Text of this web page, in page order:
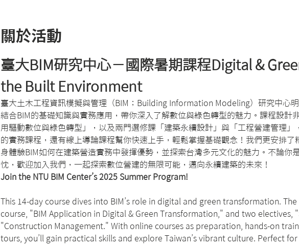
關於活動
臺大BIM研究中心ㄧ國際暑期課程Digital &
the Built Environment
臺大土木工程資訊模擬與管理（BIM；Building Information Modeling）研究中心
結合BIM的基礎知識與實務應用，帶你深入了解數位與綠色轉型的魅力。課程設計
用驅動數位與綠色轉型」，以及兩門選修課「建築永續設計」與「工程營建管理
的實務課程，還有線上導論課程幫你快速上手，輕鬆掌握基礎觀念！我們更安排
身體驗BIM如何在建築營造實務中發揮優勢，並探索台灣多元文化的魅力。不論你
忱，歡迎加入我們，一起探索數位營建的無限可能，邁向永續建築的未來！
Join the NTU BIM Center’s 2025 Summer Program!
This 14-day course dives into BIM’s role in digital and green transformation.
course, "BIM Application in Digital & Green Transformation," and two
"Construction Management." With online courses as preparation, hands-on
tours, you’ll gain practical skills and explore Taiwan’s vibrant culture. Perfect